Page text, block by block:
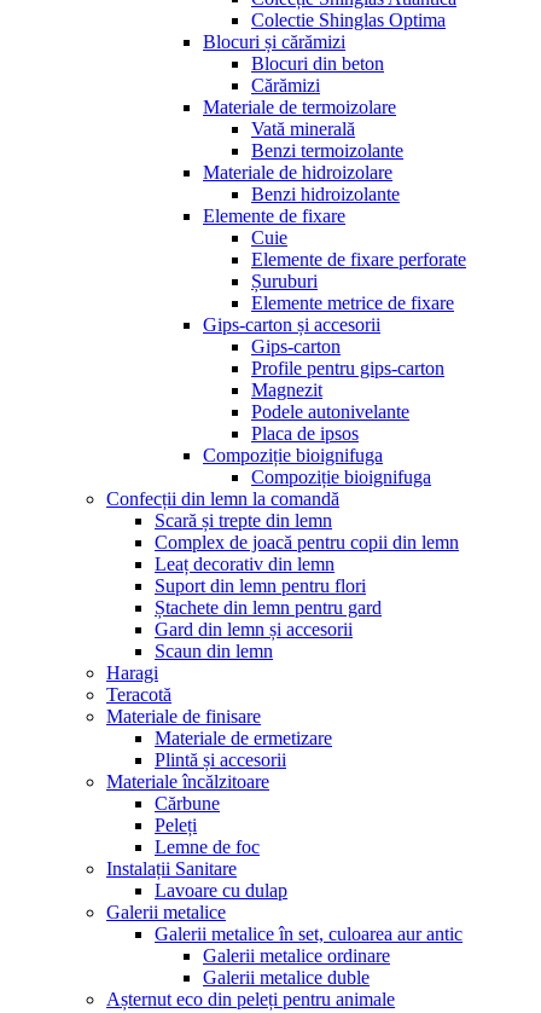
Colectie Shinglas Optima
Blocuri și cărămizi
Blocuri din beton
Cărămizi
Materiale de termoizolare
Vată minerală
Benzi termoizolante
Materiale de hidroizolare
Benzi hidroizolante
Elemente de fixare
Cuie
Elemente de fixare perforate
Șuruburi
Elemente metrice de fixare
Gips-carton și accesorii
Gips-carton
Profile pentru gips-carton
Magnezit
Podele autonivelante
Placa de ipsos
Compoziție bioignifuga
Compoziție bioignifuga
Confecții din lemn la comandă
Scară și trepte din lemn
Complex de joacă pentru copii din lemn
Leaț decorativ din lemn
Suport din lemn pentru flori
Ștachete din lemn pentru gard
Gard din lemn și accesorii
Scaun din lemn
Haragi
Teracotă
Materiale de finisare
Materiale de ermetizare
Plintă și accesorii
Materiale încălzitoare
Cărbune
Peleți
Lemne de foc
Instalații Sanitare
Lavoare cu dulap
Galerii metalice
Galerii metalice în set, culoarea aur antic
Galerii metalice ordinare
Galerii metalice duble
Așternut eco din peleți pentru animale